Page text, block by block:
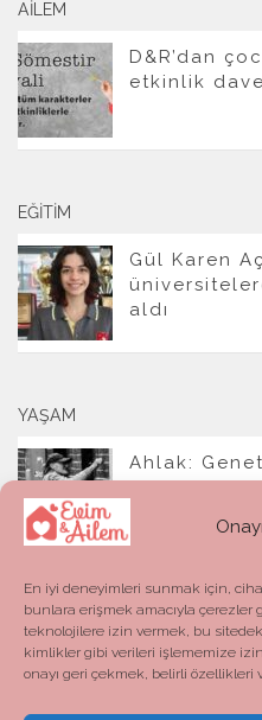
En iyi deneyimleri sunmak için,
bunlara erişmek amacıyla çerezler
teknolojilere izin vermek, bu
kimlikler gibi verileri işlememize
onayı geri çekmek, belirli
AILEM
D&R’dan
etkinlik
EĞITIM
Gül Karen
aldı
YAŞAM
Ahlak:
Bir Refleks